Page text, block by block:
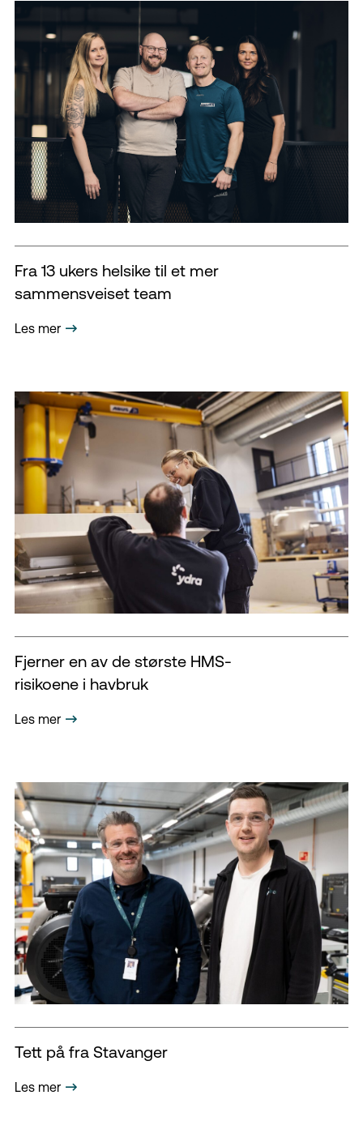
Fra 13 ukers helsike til et mer
sammensveiset team
Les mer
Fjerner en av de største HMS-
risikoene i havbruk
Les mer
Tett på fra Stavanger
Les mer